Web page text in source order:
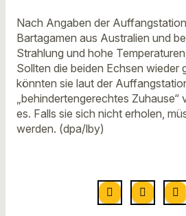
Nach Angaben der
Bartagamen aus Australien und
Strahlung und hohe
Sollten die beiden Echsen wieder
könnten sie laut der
„behindertengerechtes Zuhause“
es. Falls sie sich nicht erholen,
werden. (dpa/lby)